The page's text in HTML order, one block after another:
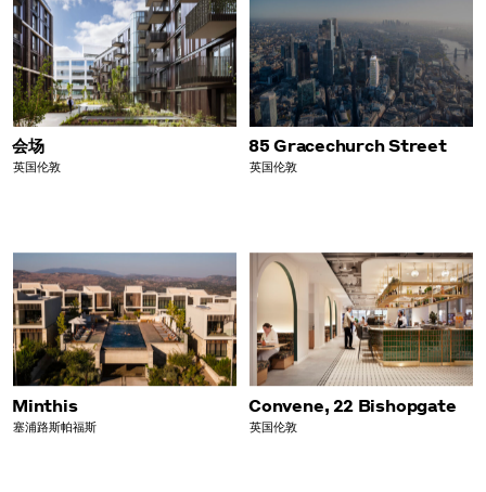
会场
英国伦敦
85 Gracechurch Street
英国伦敦
Minthis
塞浦路斯帕福斯
Convene, 22 Bishopgate
英国伦敦